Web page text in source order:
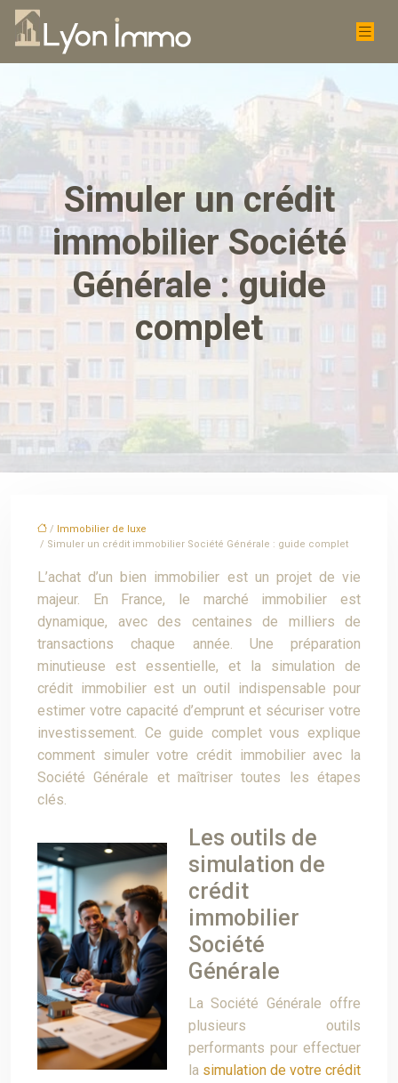
Simuler un crédit
immobilier Société
Générale : guide
complet
/ Immobilier de luxe
/ Simuler un crédit immobilier Société Générale : guide complet
L’achat d’un bien immobilier est un projet de vie
majeur. En France, le marché immobilier est
dynamique, avec des centaines de milliers de
transactions chaque année. Une préparation
minutieuse est essentielle, et la simulation de
crédit immobilier est un outil indispensable pour
estimer votre capacité d’emprunt et sécuriser votre
investissement. Ce guide complet vous explique
comment simuler votre crédit immobilier avec la
Société Générale et maîtriser toutes les étapes
clés.
Les outils de
simulation de
crédit
immobilier
Société
Générale
La Société Générale offre
plusieurs outils
performants pour effectuer
la simulation de votre crédit